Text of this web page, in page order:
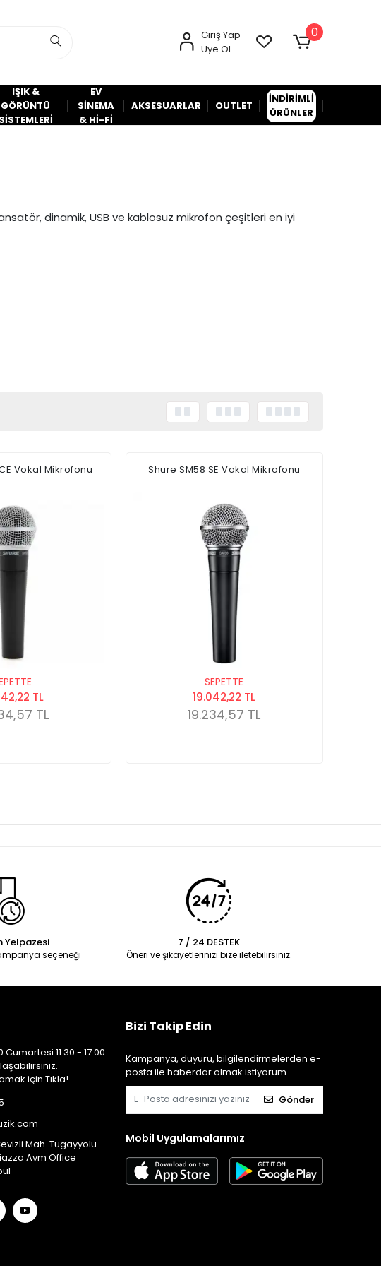
Giriş Yap
Üye Ol
0
IŞIK &
GÖRÜNTÜ
SİSTEMLERİ
EV
SİNEMA
& Hİ-Fİ
AKSESUARLAR OUTLET
İNDİRİMLİ
ÜRÜNLER
dinamik, USB ve kablosuz mikrofon çeşitleri en iyi
Vokal Mikrofonu
TL
TL
Shure SM58 SE Vokal Mikrofonu
SEPETTE
19.042,22 TL
19.234,57 TL
Yelpazesi
seçeneği
7 / 24 DESTEK
Öneri ve şikayetlerinizi bize iletebilirsiniz.
Cumartesi 11:30 - 17:00
için Tıkla!
Mah. Tugayyolu
Avm Office
Bizi Takip Edin
Kampanya, duyuru, bilgilendirmelerden e-
posta ile haberdar olmak istiyorum.
Gönder
Mobil Uygulamalarımız